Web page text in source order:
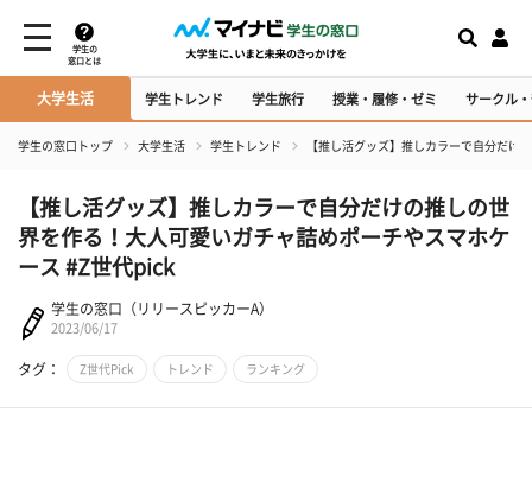
学生の
窓口とは
大学生活 学生トレンド 学生旅行 授業・履修・ゼミ サークル
学生の窓口トップ 大学生活 学生トレンド 【推し活グッズ】推しカラーで自分だけ
【推し活グッズ】推しカラーで自分だけの推しの世
界を作る！大人可愛いガチャ詰めポーチやスマホケ
ース #Z世代pick
学生の窓口（リリースピッカーA）
2023/06/17
タグ： Z世代Pick トレンド ランキング